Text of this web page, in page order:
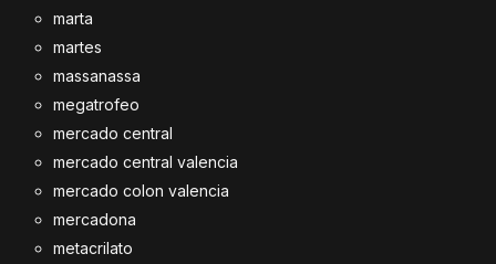
marta
martes
massanassa
megatrofeo
mercado central
mercado central valencia
mercado colon valencia
mercadona
metacrilato